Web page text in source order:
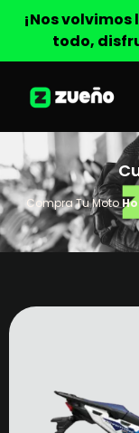
¡Nos volvimos
todo,
Compra Tu Moto